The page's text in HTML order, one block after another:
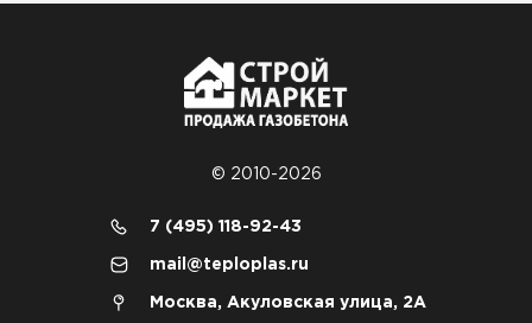
© 2010-2026
7 (495) 118-92-43
mail@teploplas.ru
Москва, Акуловская улица, 2А